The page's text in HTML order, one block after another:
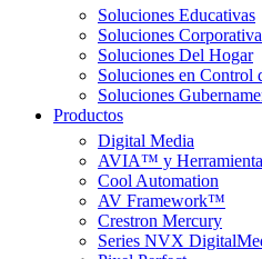
Soluciones Educativas
Soluciones
Soluciones Del Hogar
Soluciones en Control
Soluciones
Productos
Digital Media
AVIA™ y Herramienta
Cool Automation
AV Framework™
Crestron Mercury
Series NVX